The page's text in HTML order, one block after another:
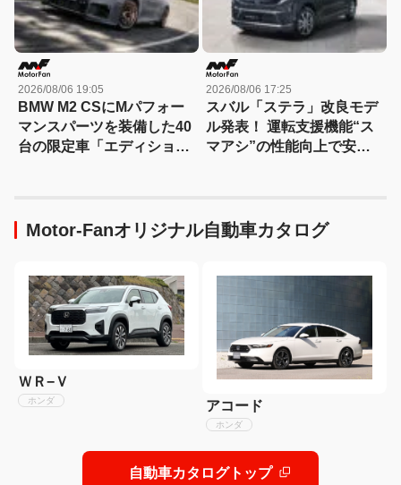
2026/08/06 19:05
BMW M2 CSにMパフォー
マンスパーツを装備した40
台の限定車「エディショ
2026/08/06 17:25
スバル「ステラ」改良モデ
ル発表！ 運転支援機能“ス
マアシ”の性能向上で安心
Motor-Fanオリジナル自動車カタログ
ＷＲ−Ｖ
ホンダ アコード
ホンダ
自動車カタログトップ